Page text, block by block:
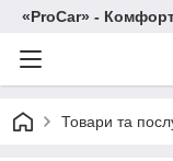
«ProCar» -
Товари та